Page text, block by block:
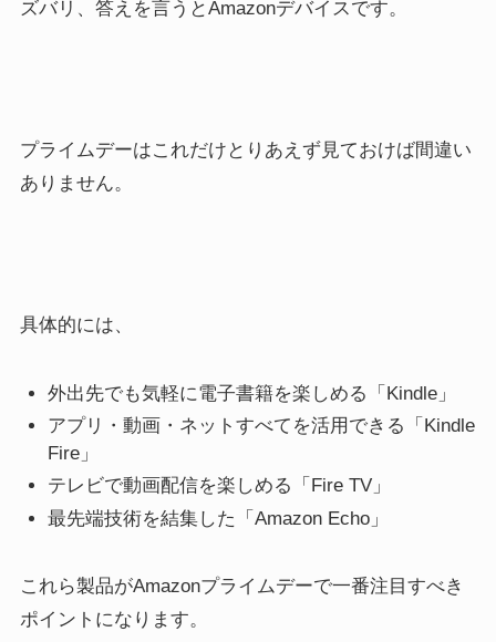
ズバリ、答えを言うとAmazonデバイスです。
プライムデーはこれだけとりあえず見ておけば間違い
ありません。
具体的には、
外出先でも気軽に電子書籍を楽しめる
「Kindle」
アプリ・動画・ネットすべてを活用できる
「Kindle
Fire」
テレビで動画配信を楽しめる
「Fire TV」
最先端技術を結集した
「Amazon Echo」
これら製品がAmazonプライムデーで一番注目すべき
ポイントになります。